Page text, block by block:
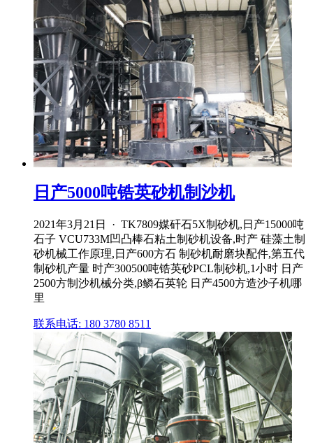
日产5000吨锆英砂机制沙机
2021年3月21日 · TK7809媒矸石5X制砂机,日产15000吨
石子 VCU733M凹凸棒石粘土制砂机设备,时产 硅藻土制
砂机械工作原理,日产600方石 制砂机耐磨块配件,第五代
制砂机产量 时产300500吨锆英砂PCL制砂机,1小时 日产
2500方制沙机械分类,β鳞石英轮 日产4500方造沙子机哪
里
联系电话: 180 3780 8511